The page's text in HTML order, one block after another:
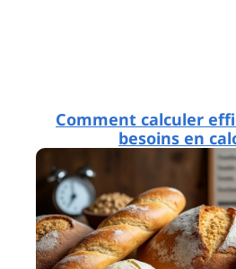
Comment calculer
besoins en